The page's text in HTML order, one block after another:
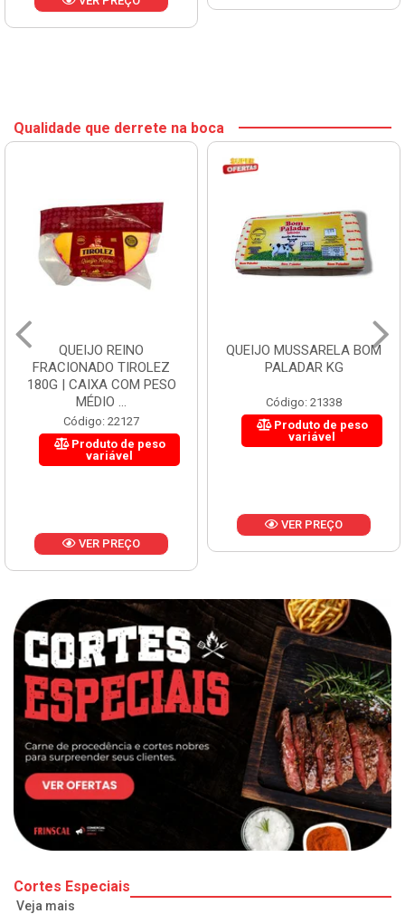
Qualidade que derrete na boca
QUEIJO REINO
FRACIONADO TIROLEZ
180G | CAIXA COM PESO
MÉDIO ...
Código: 22127
Produto de peso
variável
VER PREÇO
QUEIJO MUSSARELA BOM
PALADAR KG
Código: 21338
Produto de peso
variável
VER PREÇO
Cortes Especiais
Veja mais